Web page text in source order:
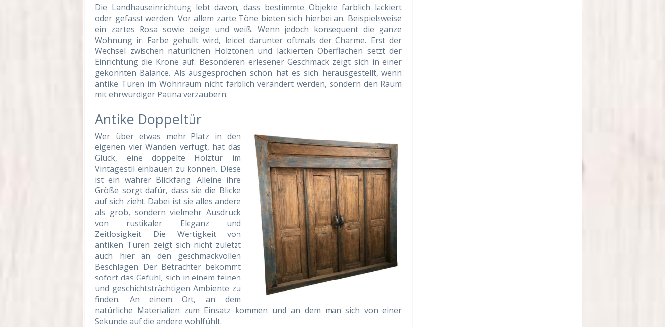
Die Landhauseinrichtung lebt davon, dass bestimmte Objekte farblich lackiert
oder gefasst werden. Vor allem zarte Töne bieten sich hierbei an. Beispielsweise
ein zartes Rosa sowie beige und weiß. Wenn jedoch konsequent die ganze
Wohnung in Farbe gehüllt wird, leidet darunter oftmals der Charme. Erst der
Wechsel zwischen natürlichen Holztönen und lackierten Oberflächen setzt der
Einrichtung die Krone auf. Besonderen erlesener Geschmack zeigt sich in einer
gekonnten Balance. Als ausgesprochen schön hat es sich herausgestellt, wenn
antike Türen im Wohnraum nicht farblich verändert werden, sondern den Raum
mit ehrwürdiger Patina verzaubern.
Antike Doppeltür
Wer über etwas mehr Platz in den
eigenen vier Wänden verfügt, hat das
Glück, eine doppelte Holztür im
Vintagestil einbauen zu können. Diese
ist ein wahrer Blickfang. Alleine ihre
Größe sorgt dafür, dass sie die Blicke
auf sich zieht. Dabei ist sie alles andere
als grob, sondern vielmehr Ausdruck
von rustikaler Eleganz und
Zeitlosigkeit. Die Wertigkeit von
antiken Türen zeigt sich nicht zuletzt
auch hier an den geschmackvollen
Beschlägen. Der Betrachter bekommt
sofort das Gefühl, sich in einem feinen
und geschichtsträchtigen Ambiente zu
finden. An einem Ort, an dem
natürliche Materialien zum Einsatz kommen und an dem man sich von einer
Sekunde auf die andere wohlfühlt.